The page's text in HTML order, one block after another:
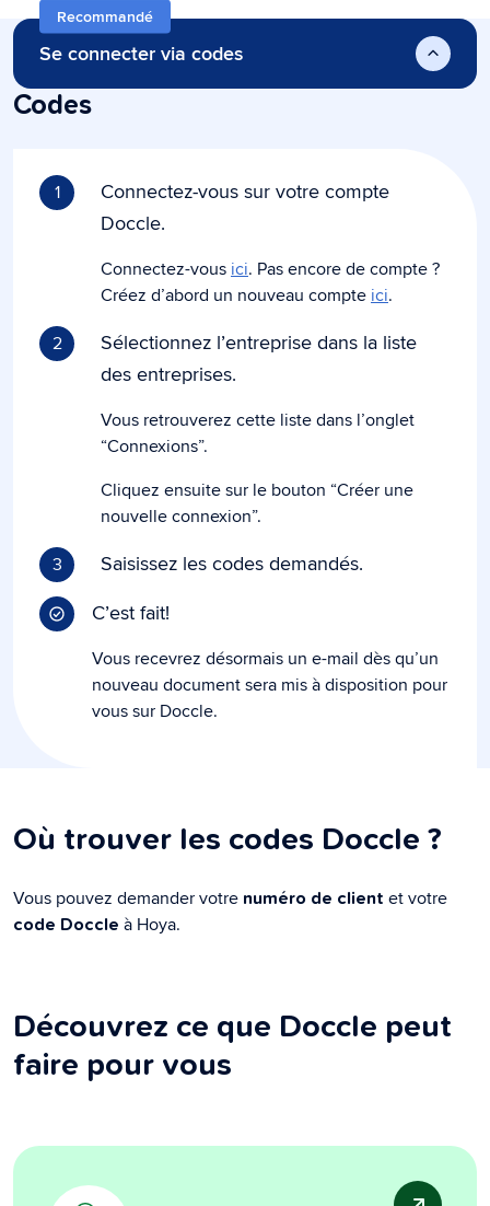
Recommandé
Se connecter via codes
Codes
1
Connectez-vous sur votre compte
Doccle.
Connectez-vous ici. Pas encore de compte ?
Créez d’abord un nouveau compte ici.
2
Sélectionnez l’entreprise dans la liste
des entreprises.
Vous retrouverez cette liste dans l’onglet
“Connexions”.
Cliquez ensuite sur le bouton “Créer une
nouvelle connexion”.
3
Saisissez les codes demandés.
C’est fait!
Vous recevrez désormais un e-mail dès qu’un
nouveau document sera mis à disposition pour
vous sur Doccle.
Où trouver les codes Doccle ?
Vous pouvez demander votre numéro de client et votre
code Doccle à Hoya.
Découvrez ce que Doccle peut
faire pour vous